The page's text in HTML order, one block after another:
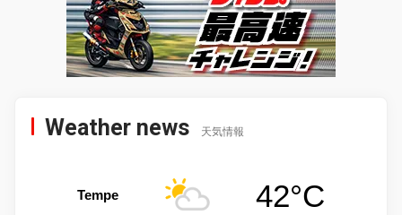
Weather news 天気情報
Tempe 42°C